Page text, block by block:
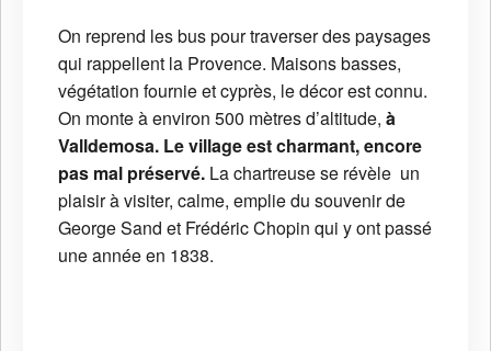
On reprend les bus pour traverser des paysages
qui rappellent la Provence. Maisons basses,
végétation fournie et cyprès, le décor est connu.
On monte à environ 500 mètres d’altitude, à
Valldemosa. Le village est charmant, encore
pas mal préservé. La chartreuse se révèle un
plaisir à visiter, calme, emplie du souvenir de
George Sand et Frédéric Chopin qui y ont passé
une année en 1838.